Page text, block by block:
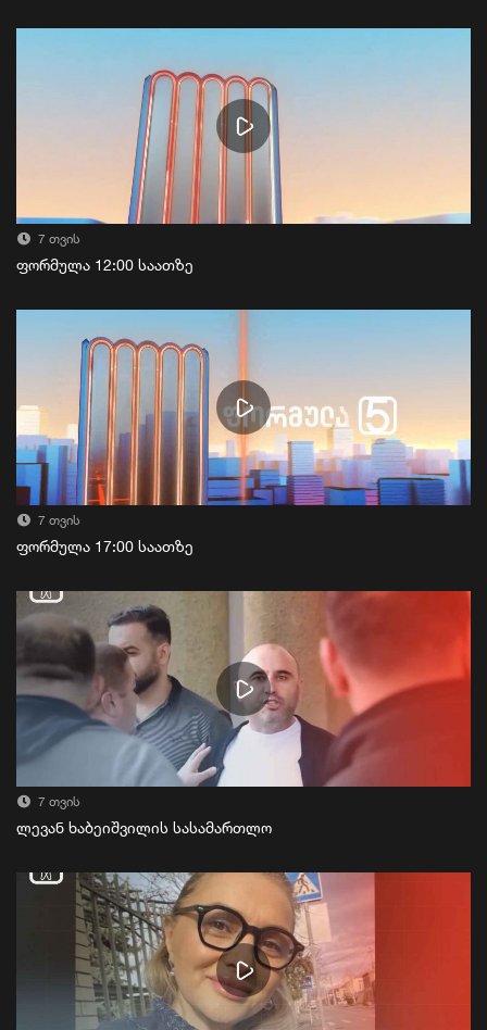
7 თვის
ფორმულა 12:00 საათზე
7 თვის
ფორმულა 17:00 საათზე
7 თვის
ლევან ხაბეიშვილის სასამართლო